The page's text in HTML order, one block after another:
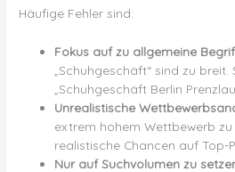
Häufige Fehler sind:
Fokus auf zu allgemeine
„Schuhgeschäft“ sind zu breit.
„Schuhgeschäft Berlin
Unrealistische
extrem hohem Wettbewerb zu
realistische Chancen auf Top-
Nur auf Suchvolumen zu